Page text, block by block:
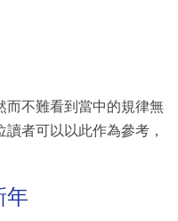
而不難看到當中的規律無
者可以以此作為參考，
年